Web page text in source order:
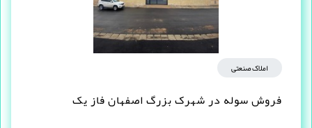
املاک صنعتی
فروش سوله در شهرک بزرگ اصفهان فاز یک